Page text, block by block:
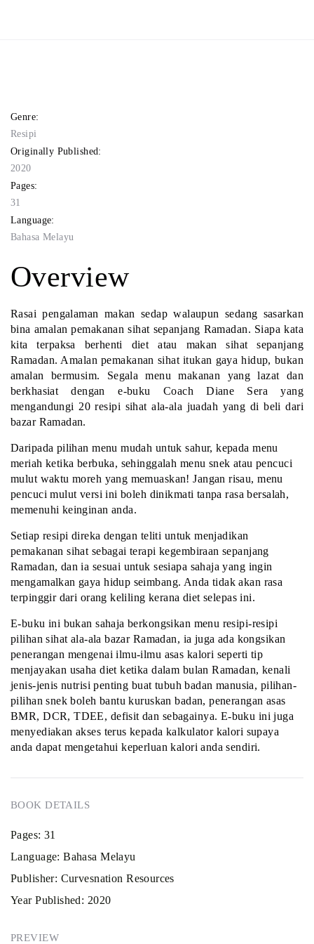
Genre:
Resipi
Originally Published:
2020
Pages:
31
Language:
Bahasa Melayu
Overview
Rasai pengalaman makan sedap walaupun sedang sasarkan
bina amalan pemakanan sihat sepanjang Ramadan. Siapa kata
kita terpaksa berhenti diet atau makan sihat sepanjang
Ramadan. Amalan pemakanan sihat itukan gaya hidup, bukan
amalan bermusim. Segala menu makanan yang lazat dan
berkhasiat dengan e-buku Coach Diane Sera yang
mengandungi 20 resipi sihat ala-ala juadah yang di beli dari
bazar Ramadan.
Daripada pilihan menu mudah untuk sahur, kepada menu
meriah ketika berbuka, sehinggalah menu snek atau pencuci
mulut waktu moreh yang memuaskan! Jangan risau, menu
pencuci mulut versi ini boleh dinikmati tanpa rasa bersalah,
memenuhi keinginan anda.
Setiap resipi direka dengan teliti untuk menjadikan
pemakanan sihat sebagai terapi kegembiraan sepanjang
Ramadan, dan ia sesuai untuk sesiapa sahaja yang ingin
mengamalkan gaya hidup seimbang. Anda tidak akan rasa
terpinggir dari orang keliling kerana diet selepas ini.
E-buku ini bukan sahaja berkongsikan menu resipi-resipi
pilihan sihat ala-ala bazar Ramadan, ia juga ada kongsikan
penerangan mengenai ilmu-ilmu asas kalori seperti tip
menjayakan usaha diet ketika dalam bulan Ramadan, kenali
jenis-jenis nutrisi penting buat tubuh badan manusia, pilihan-
pilihan snek boleh bantu kuruskan badan, penerangan asas
BMR, DCR, TDEE, defisit dan sebagainya. E-buku ini juga
menyediakan akses terus kepada kalkulator kalori supaya
anda dapat mengetahui keperluan kalori anda sendiri.
BOOK DETAILS
Pages: 31
Language: Bahasa Melayu
Publisher: Curvesnation Resources
Year Published: 2020
PREVIEW